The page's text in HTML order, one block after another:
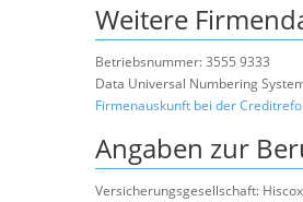
Weitere
Betriebsnummer: 3555 9333
Data Universal Numbering
Firmenauskunft bei der
Angaben zur
Versicherungsgesellschaft: